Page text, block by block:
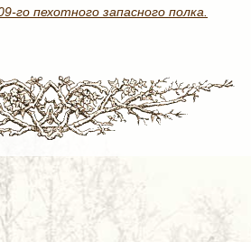
го пехотного запасного полка.